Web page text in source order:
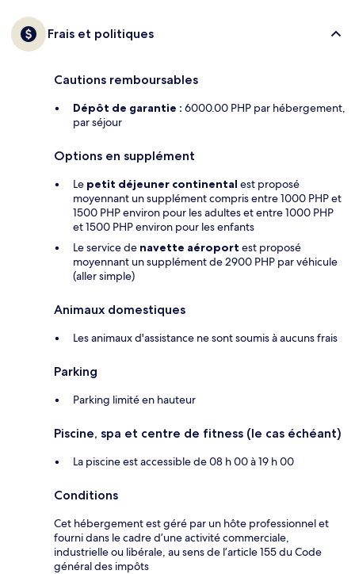
Frais et politiques
Cautions remboursables
Dépôt de garantie : 6000.00 PHP par hébergement,
par séjour
Options en supplément
Le petit déjeuner continental est proposé
moyennant un supplément compris entre 1000 PHP et
1500 PHP environ pour les adultes et entre 1000 PHP
et 1500 PHP environ pour les enfants
Le service de navette aéroport est proposé
moyennant un supplément de 2900 PHP par véhicule
(aller simple)
Animaux domestiques
Les animaux d'assistance ne sont soumis à aucuns frais
Parking
Parking limité en hauteur
Piscine, spa et centre de fitness (le cas échéant)
La piscine est accessible de 08 h 00 à 19 h 00
Conditions
Cet hébergement est géré par un hôte professionnel et
fourni dans le cadre d’une activité commerciale,
industrielle ou libérale, au sens de l’article 155 du Code
général des impôts